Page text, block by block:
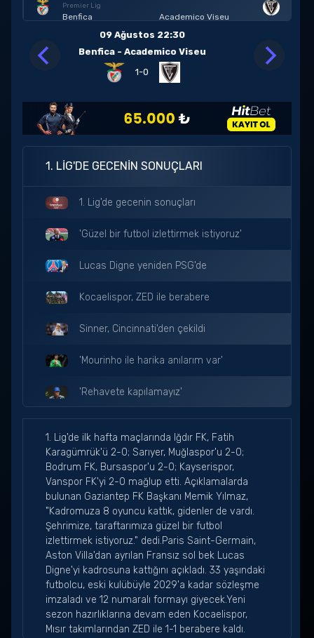
Premier Lig
Benfica Academico Viseu
09 Ağustos 22:30
Benfica - Academico Viseu
1-0
1. LIG'DE GECENIN SONUÇLARI
1. Lig'de gecenin sonuçları
'Güzel bir futbol izlettirmek istiyoruz'
Lucas Digne yeniden PSG'de
Kocaelispor, ZED ile berabere
Sinner, Cincinnati'den çekildi
'Mourinho ile harika anılarım var'
'Rehavete kapılamayız'
Emirates Cup, Borussia Dortmund'un
Seymen Özbaş, Avrupa şampiyonu oldu
Shakhtar deplasmanda kazandı
Man. City, geriden gelip kazandı
Toprak, İngiltere'de 15. oldu
Shakhtar Donetsk, Epitsentr karşısında
1. Lig'de ilk hafta maçlarında Iğdır FK, Fatih
Karagümrük'ü 2-0; Sarıyer, Muğlaspor'u 2-0;
Bodrum FK, Bursaspor'u 2-0; Kayserispor,
Vanspor FK'yi 2-0 mağlup etti. Açıklamalarda
bulunan Gaziantep FK Başkanı Memik Yılmaz,
"Kadromuza 8 oyuncu kattık, gidenler de vardı.
Şehrimize, taraftarımıza güzel bir futbol
izlettirmek istiyoruz." dedi.Paris Saint-Germain,
Aston Villa'dan ayrılan Fransız sol bek Lucas
Digne'yi kadrosuna kattığını açıkladı. 33 yaşındaki
futbolcu, eski kulübüyle 2029'a kadar sözleşme
imzaladı ve 12 numaralı formayı giyecek.Yeni
sezon hazırlıklarına devam eden Kocaelispor,
Mısır takımlarından ZED ile 1-1 berabere kaldı.